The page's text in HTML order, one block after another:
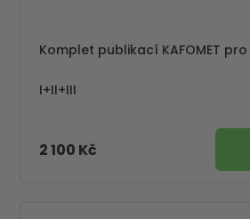
Komplet publikací KAFOMET
I+II+III
2 100 Kč